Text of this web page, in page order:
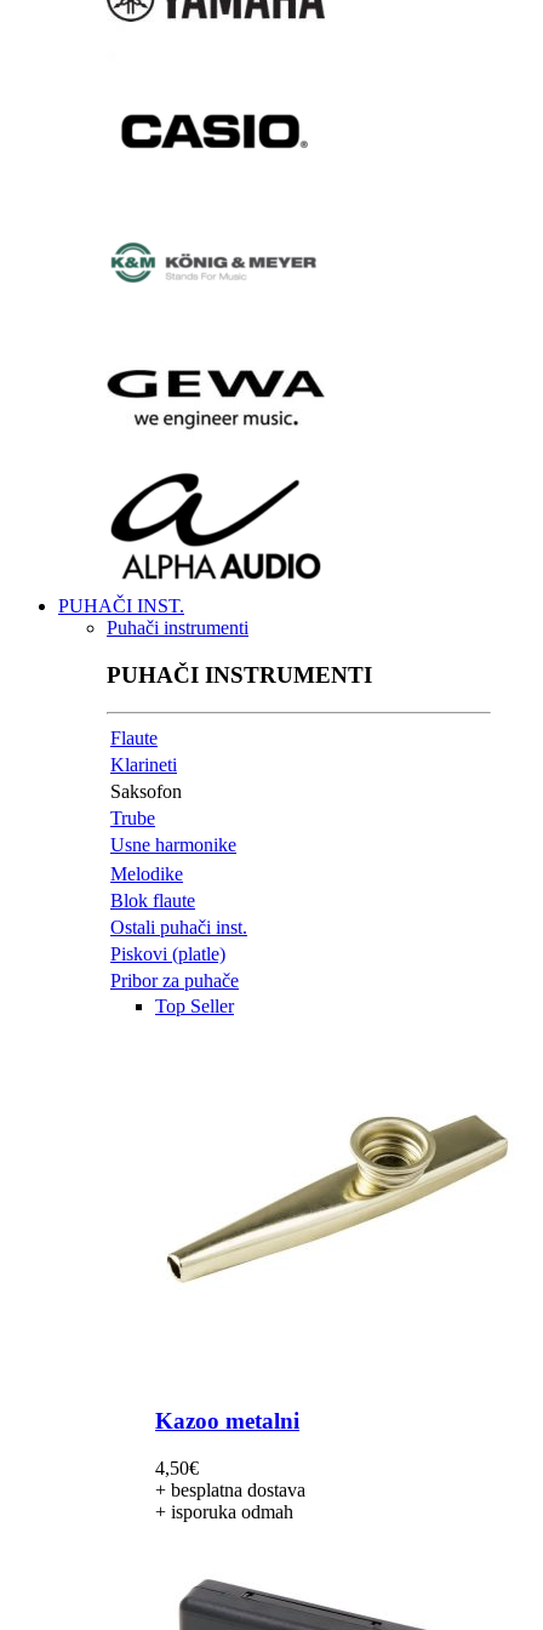
PUHAČI INST.
Puhači instrumenti
PUHAČI INSTRUMENTI
Flaute
Klarineti
Saksofon
Trube
Usne harmonike
Melodike
Blok flaute
Ostali puhači inst.
Piskovi (platle)
Pribor za puhače
Top Seller
Kazoo metalni
4,50€
+ besplatna dostava
+ isporuka odmah